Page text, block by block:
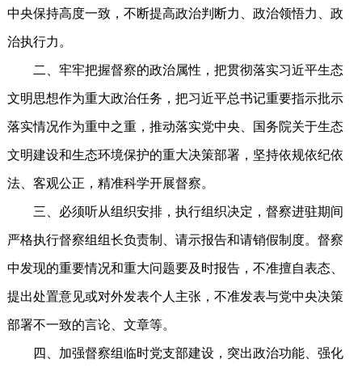
中央保持高度一致，不断提高政治判断力、政治领悟力、政
治执行力。
二、牢牢把握督察的政治属性，把贯彻落实习近平生态
文明思想作为重大政治任务，把习近平总书记重要指示批示
落实情况作为重中之重，推动落实党中央、国务院关于生态
文明建设和生态环境保护的重大决策部署，坚持依规依纪依
法、客观公正，精准科学开展督察。
三、必须听从组织安排，执行组织决定，督察进驻期间
严格执行督察组组长负责制、请示报告和请销假制度。督察
中发现的重要情况和重大问题要及时报告，不准擅自表态、
提出处置意见或对外发表个人主张，不准发表与党中央决策
部署不一致的言论、文章等。
四、加强督察组临时党支部建设，突出政治功能、强化